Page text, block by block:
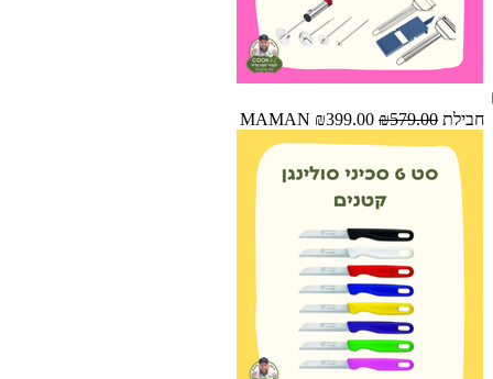
חבילת MAMAN ₪399.00 ₪579.00